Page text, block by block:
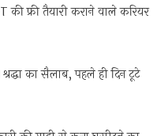
की फ्री तैयारी कराने वाले करियर
का सैलाब, पहले ही दिन टूटे